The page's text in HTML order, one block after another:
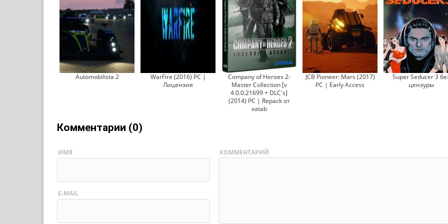
Automobilista 2
WarFire (2016) PC |
Лицензия
Company of Heroes 2:
Master Collection [v
4.0.0.21699 + DLC's]
(2014) PC | Repack от
xatab
JCB Pioneer: Mars (2017)
PC | Early Access
Super Seducer 3
цензуры
Комментарии (0)
ИМЯ
E-MAIL
КОММЕНТАРИЙ